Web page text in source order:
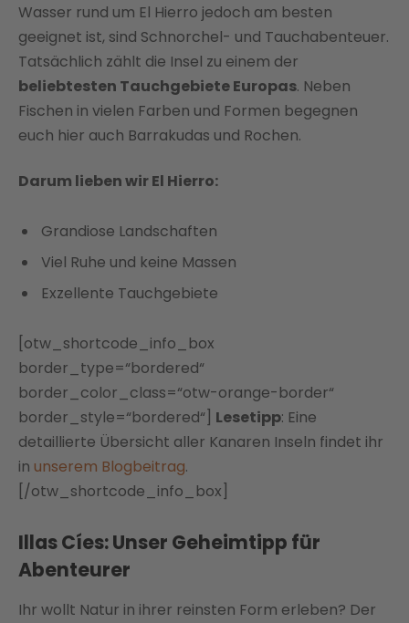
Wasser rund um El Hierro jedoch am besten
geeignet ist, sind Schnorchel- und Tauchabenteuer.
Tatsächlich zählt die Insel zu einem der
beliebtesten Tauchgebiete Europas. Neben
Fischen in vielen Farben und Formen begegnen
euch hier auch Barrakudas und Rochen.
Darum lieben wir El Hierro:
Grandiose Landschaften
Viel Ruhe und keine Massen
Exzellente Tauchgebiete
[otw_shortcode_info_box
border_type=“bordered“
border_color_class=“otw-orange-border“
border_style=“bordered“] Lesetipp: Eine
detaillierte Übersicht aller Kanaren Inseln findet ihr
in unserem Blogbeitrag.
[/otw_shortcode_info_box]
Illas Cíes: Unser Geheimtipp für
Abenteurer
Ihr wollt Natur in ihrer reinsten Form erleben? Der